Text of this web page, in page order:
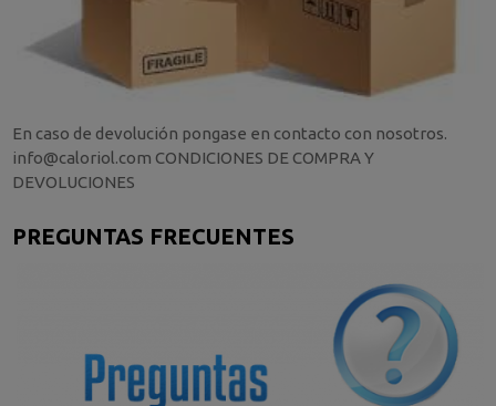
En caso de devolución pongase en contacto con nosotros.
info@caloriol.com CONDICIONES DE COMPRA Y
DEVOLUCIONES
PREGUNTAS FRECUENTES